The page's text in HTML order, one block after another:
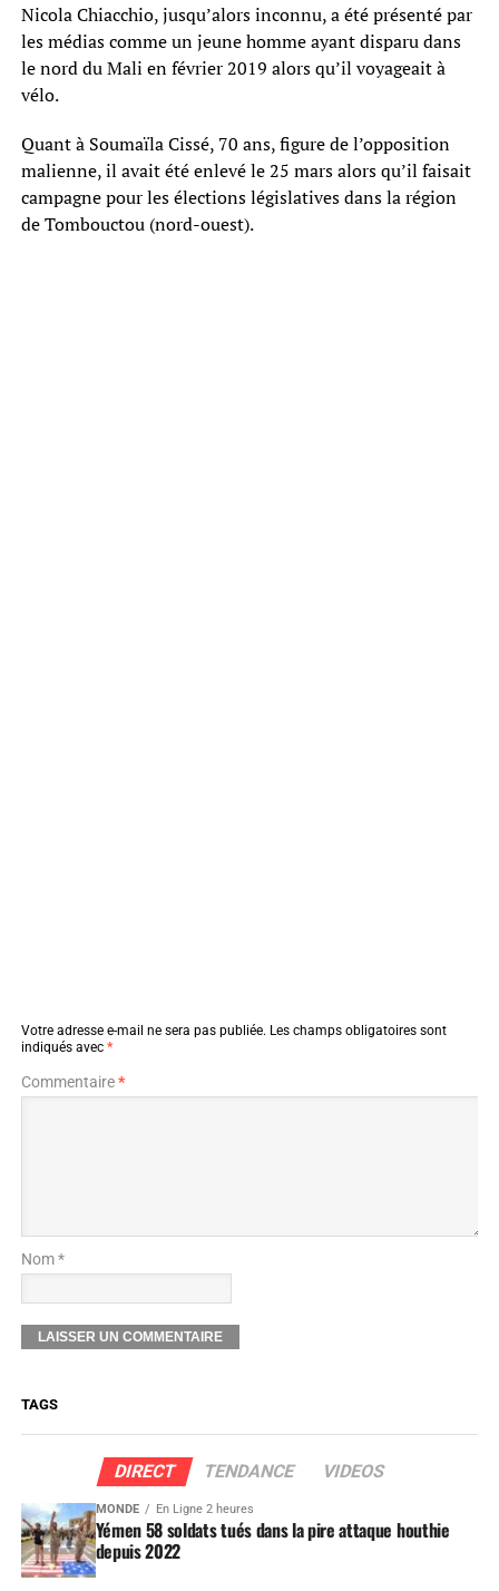
Nicola Chiacchio, jusqu’alors inconnu, a été présenté par
les médias comme un jeune homme ayant disparu dans
le nord du Mali en février 2019 alors qu’il voyageait à
vélo.
Quant à Soumaïla Cissé, 70 ans, figure de l’opposition
malienne, il avait été enlevé le 25 mars alors qu’il faisait
campagne pour les élections législatives dans la région
de Tombouctou (nord-ouest).
Votre adresse e-mail ne sera pas publiée. Les champs obligatoires sont
indiqués avec *
Commentaire*
Nom *
TAGS
DIRECT TENDANCE VIDEOS
MONDE En Ligne 2 heures
Yémen 58 soldats tués dans la pire attaque houthie
depuis 2022